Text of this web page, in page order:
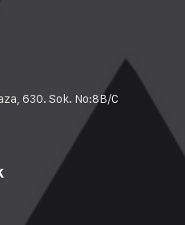
630. Sok. No:8B/C